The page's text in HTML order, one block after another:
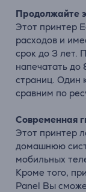
Продолжайте
Этот принтер
расходов и
срок до 3 лет.
напечатать
страниц. Один
сравним по
Современная
Этот принтер
домашнюю
мобильных
Кроме того,
Panel Вы